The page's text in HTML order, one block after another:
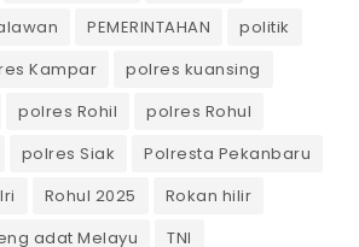
PEMERINTAHAN
politik
Kampar
polres kuansing
polres Rohil
polres Rohul
polres Siak
Polresta Pekanbaru
Rohul 2025
Rokan hilir
adat Melayu TNI